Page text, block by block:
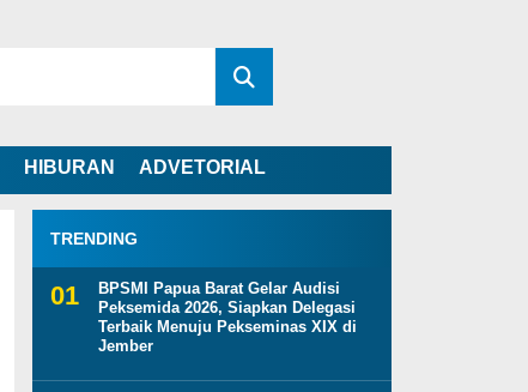
HIBURAN ADVETORIAL
TRENDING
BPSMI Papua Barat Gelar Audisi
Peksemida 2026, Siapkan Delegasi
Terbaik Menuju Pekseminas XIX di
Jember